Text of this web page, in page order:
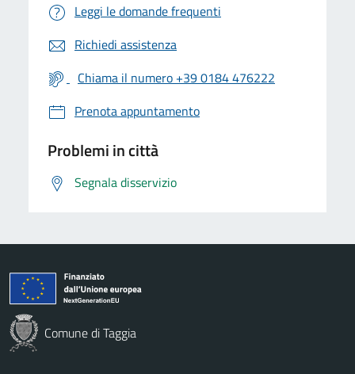
Leggi le domande frequenti
Richiedi assistenza
Chiama il numero +39 0184 476222
Prenota appuntamento
Problemi in città
Segnala disservizio
Comune di Taggia